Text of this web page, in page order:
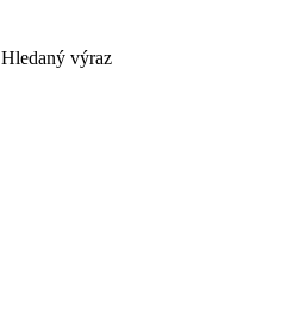
Hledaný výraz